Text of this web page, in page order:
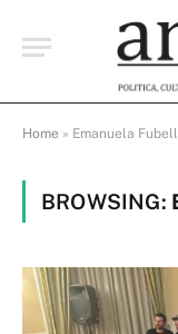
Home » Emanuela
BROWSING: